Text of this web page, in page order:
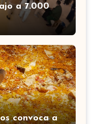
a 7.000
convoca a